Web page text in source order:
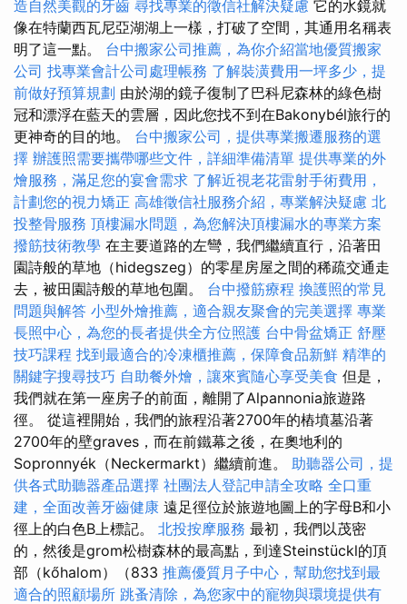
造自然美觀的牙齒 尋找專業的徵信社解決疑慮 它的水鏡就
像在特蘭西瓦尼亞湖湖上一樣，打破了空間，其通用名稱表
明了這一點。 台中搬家公司推薦，為你介紹當地優質搬家
公司 找專業會計公司處理帳務 了解裝潢費用一坪多少，提
前做好預算規劃 由於湖的鏡子復制了巴科尼森林的綠色樹
冠和漂浮在藍天的雲層，因此您找不到在Bakonybél旅行的
更神奇的目的地。 台中搬家公司，提供專業搬遷服務的選
擇 辦護照需要攜帶哪些文件，詳細準備清單 提供專業的外
燴服務，滿足您的宴會需求 了解近視老花雷射手術費用，
計劃您的視力矯正 高雄徵信社服務介紹，專業解決疑慮 北
投整骨服務 頂樓漏水問題，為您解決頂樓漏水的專業方案
撥筋技術教學 在主要道路的左彎，我們繼續直行，沿著田
園詩般的草地（hidegszeg）的零星房屋之間的稀疏交通走
去，被田園詩般的草地包圍。 台中撥筋療程 換護照的常見
問題與解答 小型外燴推薦，適合親友聚會的完美選擇 專業
長照中心，為您的長者提供全方位照護 台中骨盆矯正 舒壓
技巧課程 找到最適合的冷凍櫃推薦，保障食品新鮮 精準的
關鍵字搜尋技巧 自助餐外燴，讓來賓隨心享受美食 但是，
我們就在第一座房子的前面，離開了Alpannonia旅遊路
徑。 從這裡開始，我們的旅程沿著2700年的樁墳墓沿著
2700年的壁graves，而在前鐵幕之後，在奧地利的
Sopronnyék（Neckermarkt）繼續前進。 助聽器公司，提
供各式助聽器產品選擇 社團法人登記申請全攻略 全口重
建，全面改善牙齒健康 遠足徑位於旅遊地圖上的字母B和小
徑上的白色B上標記。 北投按摩服務 最初，我們以茂密
的，然後是grom松樹森林的最高點，到達Steinstückl的頂
部（kőhalom）（833 推薦優質月子中心，幫助您找到最
適合的照顧場所 跳蚤清除，為您家中的寵物與環境提供有